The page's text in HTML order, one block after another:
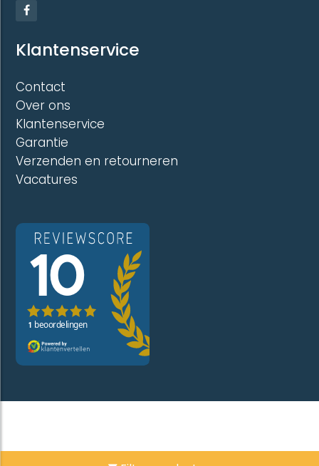
Klantenservice
Contact
Over ons
Klantenservice
Garantie
Verzenden en retourneren
Vacatures
-